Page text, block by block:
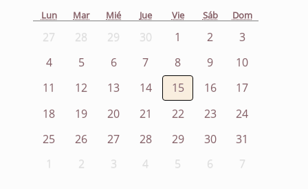
Lun Mar Mié Jue Vie Sáb Dom
27 28 29 30 1 2
3
4
5 6 7 8 9
10
11
12 13 14 15 16
17
18
19 20 21 22 23
24
25
26 27 28 29 30
31
1
2 3 4 5 6 7